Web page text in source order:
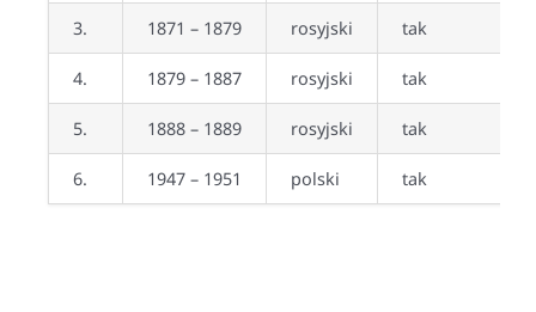
3. 1871 – 1879 rosyjski tak
4. 1879 – 1887 rosyjski tak
5. 1888 – 1889 rosyjski tak
6. 1947 – 1951 polski tak